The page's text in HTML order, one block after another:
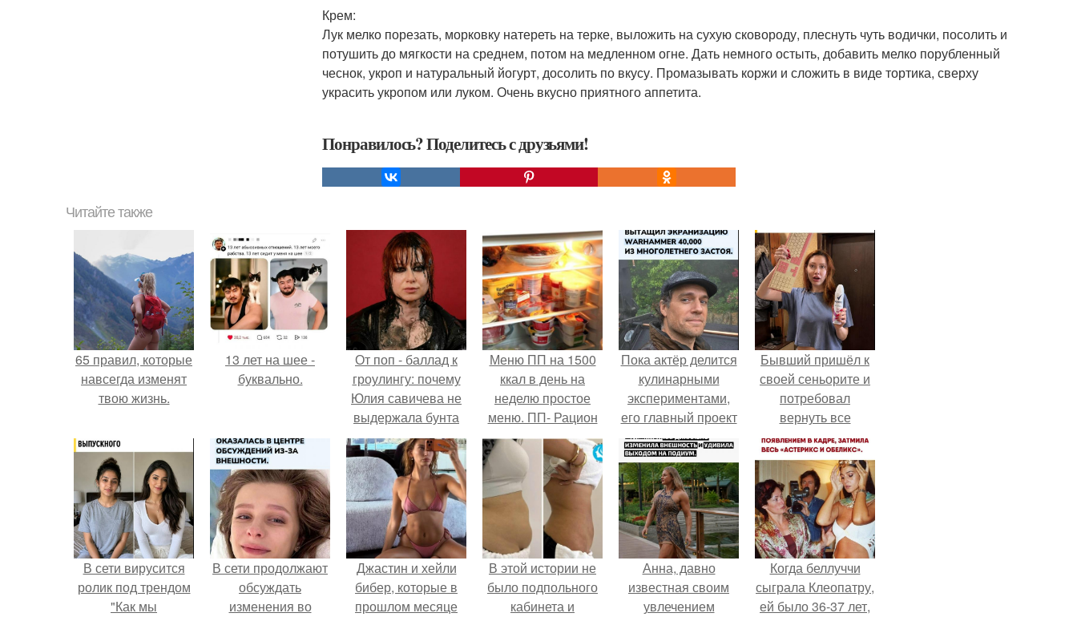
Крем:
Лук мелко порезать, морковку натереть на терке, выложить на сухую сковороду, плеснуть чуть водички, посолить и
потушить до мягкости на среднем, потом на медленном огне. Дать немного остыть, добавить мелко порубленный
чеснок, укроп и натуральный йогурт, досолить по вкусу. Промазывать коржи и сложить в виде тортика, сверху
украсить укропом или луком. Очень вкусно приятного аппетита.
Понравилось? Поделитесь с друзьями!
Читайте также
65 правил, которые
навсегда изменят
твою жизнь.
13 лет на шее -
буквально.
От поп - баллад к
гроулингу: почему
Юлия савичева не
выдержала бунта
собственной
аудитории.
Меню ПП на 1500
ккал в день на
неделю простое
меню. ПП- Рацион
на неделю (1200-
1500 ккал).
Пока актёр делится
кулинарными
экспериментами,
его главный проект
сделал серьёзный
шаг вперёд.
Бывший пришёл к
своей сеньорите и
потребовал
вернуть все
подарки.
В сети вирусится
ролик под трендом
"Как мы
В сети продолжают
обсуждать
изменения во
Джастин и хейли
бибер, которые в
прошлом месяце
В этой истории не
было подпольного
кабинета и
Анна, давно
известная своим
увлечением
Когда беллуччи
сыграла Клеопатру,
ей было 36-37 лет,